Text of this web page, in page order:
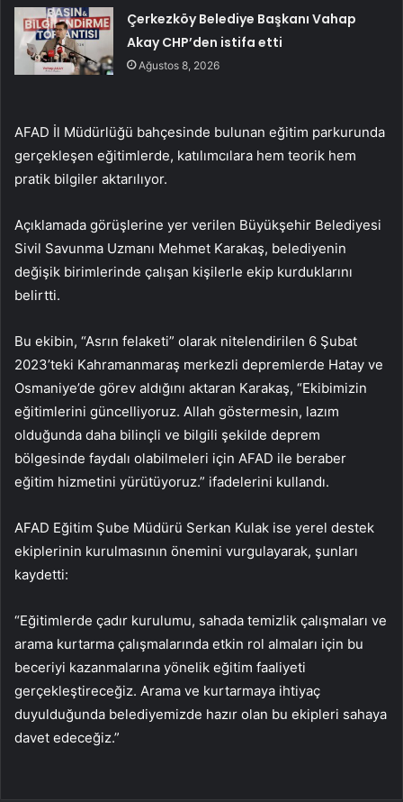
Çerkezköy Belediye Başkanı Vahap
Akay CHP’den istifa etti
Ağustos 8, 2026
AFAD İl Müdürlüğü bahçesinde bulunan eğitim parkurunda
gerçekleşen eğitimlerde, katılımcılara hem teorik hem
pratik bilgiler aktarılıyor.
Açıklamada görüşlerine yer verilen Büyükşehir Belediyesi
Sivil Savunma Uzmanı Mehmet Karakaş, belediyenin
değişik birimlerinde çalışan kişilerle ekip kurduklarını
belirtti.
Bu ekibin, “Asrın felaketi” olarak nitelendirilen 6 Şubat
2023’teki Kahramanmaraş merkezli depremlerde Hatay ve
Osmaniye’de görev aldığını aktaran Karakaş, “Ekibimizin
eğitimlerini güncelliyoruz. Allah göstermesin, lazım
olduğunda daha bilinçli ve bilgili şekilde deprem
bölgesinde faydalı olabilmeleri için AFAD ile beraber
eğitim hizmetini yürütüyoruz.” ifadelerini kullandı.
AFAD Eğitim Şube Müdürü Serkan Kulak ise yerel destek
ekiplerinin kurulmasının önemini vurgulayarak, şunları
kaydetti:
“Eğitimlerde çadır kurulumu, sahada temizlik çalışmaları ve
arama kurtarma çalışmalarında etkin rol almaları için bu
beceriyi kazanmalarına yönelik eğitim faaliyeti
gerçekleştireceğiz. Arama ve kurtarmaya ihtiyaç
duyulduğunda belediyemizde hazır olan bu ekipleri sahaya
davet edeceğiz.”